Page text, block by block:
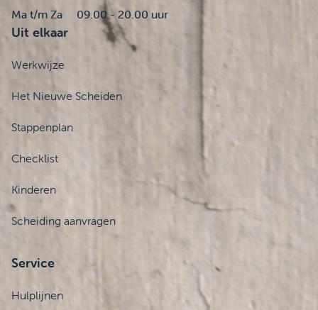
Ma t/m Za 09.00 - 20.00 uur
Uit elkaar
Werkwijze
Het Nieuwe Scheiden
Stappenplan
Checklist
Kinderen
Scheiding aanvragen
Service
Hulplijnen